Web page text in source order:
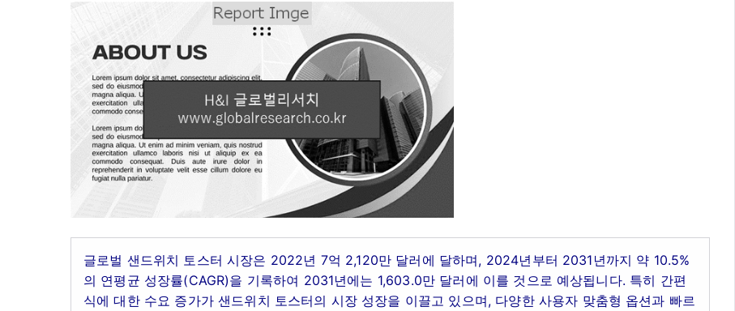
글로벌 샌드위치 토스터 시장은 2022년 7억 2,120만 달러에 달하며, 2024년부터 2031년까지 약 10.5%
의 연평균 성장률(CAGR)을 기록하여 2031년에는 1,603.0만 달러에 이를 것으로 예상됩니다. 특히 간편
식에 대한 수요 증가가 샌드위치 토스터의 시장 성장을 이끌고 있으며, 다양한 사용자 맞춤형 옵션과 빠르